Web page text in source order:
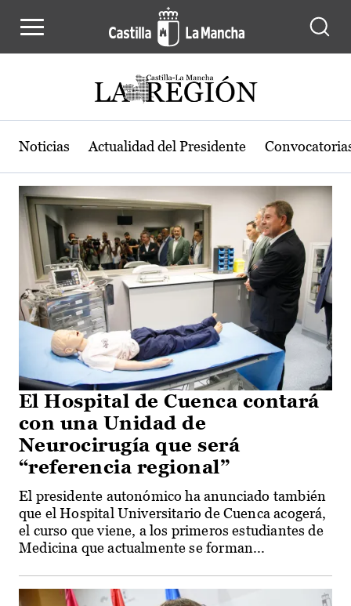
Actualidad de la región de Castilla-
Noticias Actualidad del Presidente
El Hospital de Cuenca contará
con una Unidad de
Neurocirugía que será
“referencia regional”
El presidente autonómico ha anunciado también
que el Hospital Universitario de Cuenca acogerá,
el curso que viene, a los primeros estudiantes de
Medicina que actualmente se forman...